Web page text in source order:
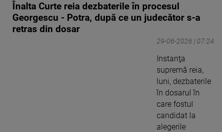
Înalta Curte reia dezbaterile în procesul
Georgescu - Potra, după ce un judecător s-a
retras din dosar
29-06-2026 | 07:24
Instanţa
supremă reia,
luni, dezbaterile
în dosarul în
care fostul
candidat la
alegerile